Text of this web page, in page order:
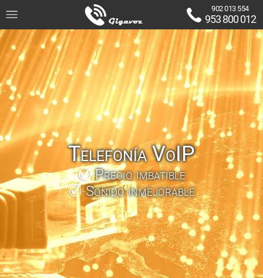
902 013 554
953 800 012
Telefonía VoIP
Precio imbatible
Sonido inmejorable